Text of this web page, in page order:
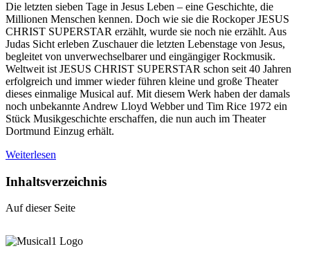
Die letzten sieben Tage in Jesus Leben – eine Geschichte, die
Millionen Menschen kennen. Doch wie sie die Rockoper JESUS
CHRIST SUPERSTAR erzählt, wurde sie noch nie erzählt. Aus
Judas Sicht erleben Zuschauer die letzten Lebenstage von Jesus,
begleitet von unverwechselbarer und eingängiger Rockmusik.
Weltweit ist JESUS CHRIST SUPERSTAR schon seit 40 Jahren
erfolgreich und immer wieder führen kleine und große Theater
dieses einmalige Musical auf. Mit diesem Werk haben der damals
noch unbekannte Andrew Lloyd Webber und Tim Rice 1972 ein
Stück Musikgeschichte erschaffen, die nun auch im Theater
Dortmund Einzug erhält.
Weiterlesen
Inhaltsverzeichnis
Auf dieser Seite